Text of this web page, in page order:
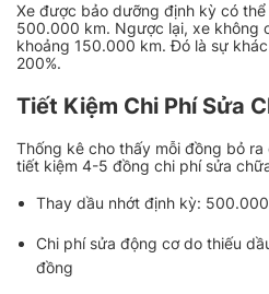
Xe được bảo dưỡng định kỳ có
500.000 km. Ngược lại, xe không
khoảng 150.000 km. Đó là sự
200%.
Tiết Kiệm Chi Phí Sửa
Thống kê cho thấy mỗi đồng bỏ
tiết kiệm 4-5 đồng chi phí sửa
Thay dầu nhớt định kỳ:
Chi phí sửa động cơ do thiếu
đồng